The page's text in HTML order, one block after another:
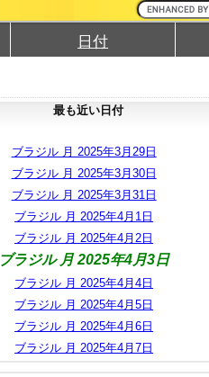
日付
最も近い日付
ブラジル 月 2025年3月29日
ブラジル 月 2025年3月30日
ブラジル 月 2025年3月31日
ブラジル 月 2025年4月1日
ブラジル 月 2025年4月2日
ブラジル 月 2025年4月3日
ブラジル 月 2025年4月4日
ブラジル 月 2025年4月5日
ブラジル 月 2025年4月6日
ブラジル 月 2025年4月7日